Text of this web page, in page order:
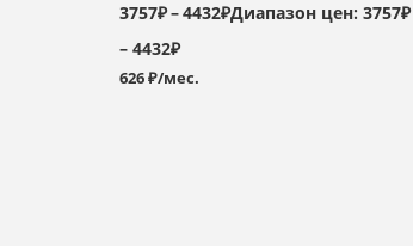
3757₽–4432₽Диапазон цен: 3757₽
– 4432₽
626 ₽/мес.